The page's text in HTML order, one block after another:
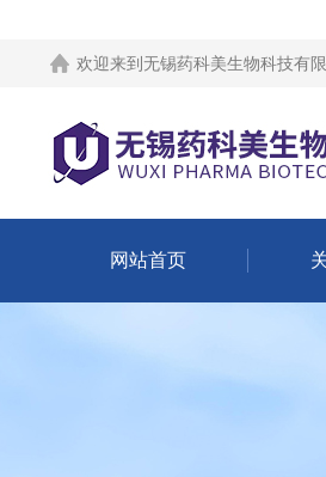
欢迎来到 无锡药科美生物科技有
网站首页